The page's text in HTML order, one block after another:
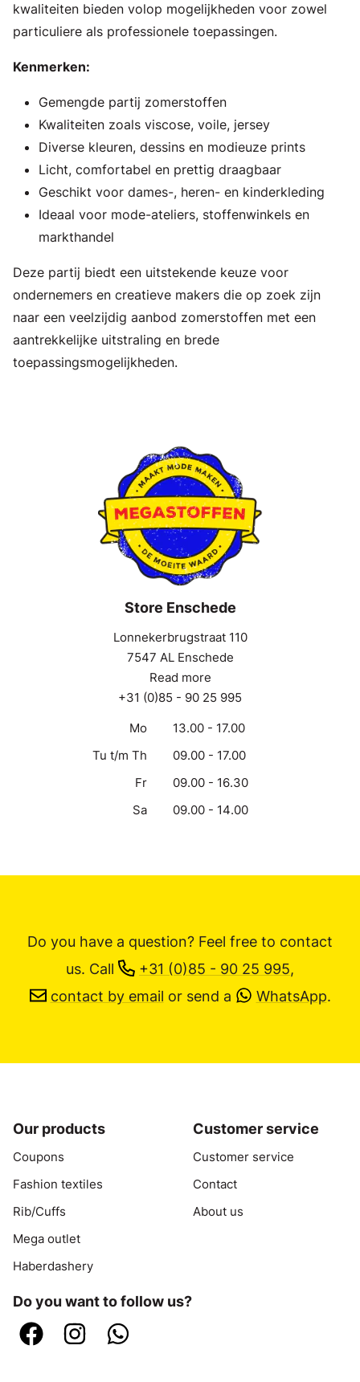
kwaliteiten bieden volop mogelijkheden voor zowel
particuliere als professionele toepassingen.
Kenmerken:
Gemengde partij zomerstoffen
Kwaliteiten zoals viscose, voile, jersey
Diverse kleuren, dessins en modieuze prints
Licht, comfortabel en prettig draagbaar
Geschikt voor dames-, heren- en kinderkleding
Ideaal voor mode-ateliers, stoffenwinkels en
markthandel
Deze partij biedt een uitstekende keuze voor
ondernemers en creatieve makers die op zoek zijn
naar een veelzijdig aanbod zomerstoffen met een
aantrekkelijke uitstraling en brede
toepassingsmogelijkheden.
Store Enschede
Lonnekerbrugstraat 110
7547 AL Enschede
Read more
+31 (0)85 - 90 25 995
Mo
13.00 - 17.00
Tu t/m Th
09.00 - 17.00
Fr
09.00 - 16.30
Sa
09.00 - 14.00
Do you have a question? Feel free to contact
us. Call +31 (0)85 - 90 25 995,
contact by email or send a WhatsApp.
Our products
Coupons
Fashion textiles
Rib/Cuffs
Mega outlet
Haberdashery
Customer service
Customer service
Contact
About us
Do you want to follow us?